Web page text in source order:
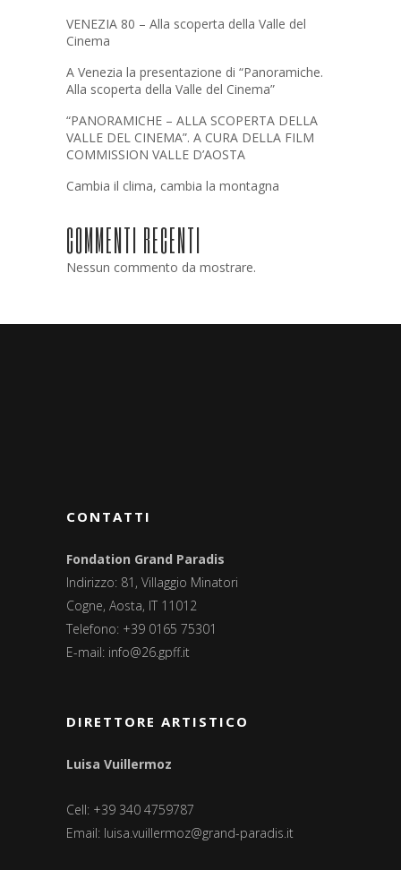
VENEZIA 80 – Alla scoperta della Valle del
Cinema
A Venezia la presentazione di “Panoramiche.
Alla scoperta della Valle del Cinema”
“PANORAMICHE – ALLA SCOPERTA DELLA
VALLE DEL CINEMA”. A CURA DELLA FILM
COMMISSION VALLE D’AOSTA
Cambia il clima, cambia la montagna
COMMENTI RECENTI
Nessun commento da mostrare.
CONTATTI
Fondation Grand Paradis
Indirizzo: 81, Villaggio Minatori
Cogne, Aosta, IT 11012
Telefono: +39 0165 75301
E-mail: info@26.gpff.it
DIRETTORE ARTISTICO
Luisa Vuillermoz
Cell: +39 340 4759787
Email: luisa.vuillermoz@grand-paradis.it